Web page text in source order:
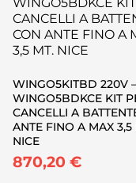
WINGO5KITBD 220V –
WINGO5BDKCE KIT
CANCELLI A
ANTE FINO A MAX 3,5
NICE
870,20 €